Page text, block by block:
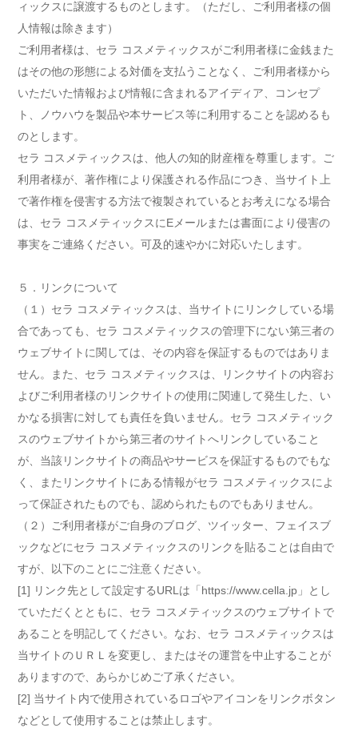
ィックスに譲渡するものとします。（ただし、ご利用者様の個
人情報は除きます）
ご利用者様は、セラ コスメティックスがご利用者様に金銭また
はその他の形態による対価を支払うことなく、ご利用者様から
いただいた情報および情報に含まれるアイディア、コンセプ
ト、ノウハウを製品や本サービス等に利用することを認めるも
のとします。
セラ コスメティックスは、他人の知的財産権を尊重します。ご
利用者様が、著作権により保護される作品につき、当サイト上
で著作権を侵害する方法で複製されているとお考えになる場合
は、セラ コスメティックスにEメールまたは書面により侵害の
事実をご連絡ください。可及的速やかに対応いたします。
５．リンクについて
（１）セラ コスメティックスは、当サイトにリンクしている場
合であっても、セラ コスメティックスの管理下にない第三者の
ウェブサイトに関しては、その内容を保証するものではありま
せん。また、セラ コスメティックスは、リンクサイトの内容お
よびご利用者様のリンクサイトの使用に関連して発生した、い
かなる損害に対しても責任を負いません。セラ コスメティック
スのウェブサイトから第三者のサイトへリンクしていること
が、当該リンクサイトの商品やサービスを保証するものでもな
く、またリンクサイトにある情報がセラ コスメティックスによ
って保証されたものでも、認められたものでもありません。
（２）ご利用者様がご自身のブログ、ツイッター、フェイスブ
ックなどにセラ コスメティックスのリンクを貼ることは自由で
すが、以下のことにご注意ください。
[1] リンク先として設定するURLは「https://www.cella.jp」とし
ていただくとともに、セラ コスメティックスのウェブサイトで
あることを明記してください。なお、セラ コスメティックスは
当サイトのＵＲＬを変更し、またはその運営を中止することが
ありますので、あらかじめご了承ください。
[2] 当サイト内で使用されているロゴやアイコンをリンクボタン
などとして使用することは禁止します。